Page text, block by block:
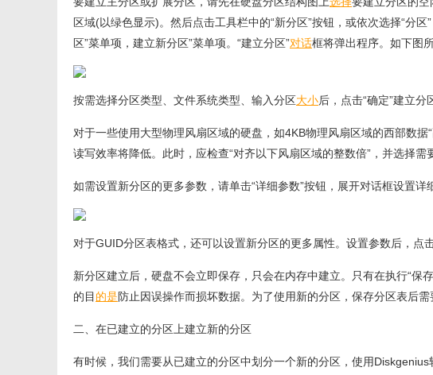
区域(以绿色显示)。然后点击工具栏中的“新分区”按钮，或依次选择“分
区”菜单项，建立新分区”菜单项。“建立分区”对话框将弹出程序。如下图所
按需选择分区类型、文件系统类型、输入分区大小后，点击“确定”建立分
对于一些使用大型物理风扇区域的硬盘，如4KB物理风扇区域的西部数
读写效率将降低。此时，应检查“对齐以下风扇区域的整数倍”，并选择需
如需设置新分区的更多参数，请单击“详细参数”按钮，展开对话框设置详
对于GUID分区表格式，还可以设置新分区的更多属性。设置参数后，点
新分区建立后，硬盘不会立即保存，只会在内存中建立。只有在执行“保
的目 的是防止因误操作而损坏数据。为了使用新的分区，保存分区表后需
二、在已建立的分区上建立新的分区
有时候，我们需要从已建立的分区中划分一个新的分区，使用Diskgenius